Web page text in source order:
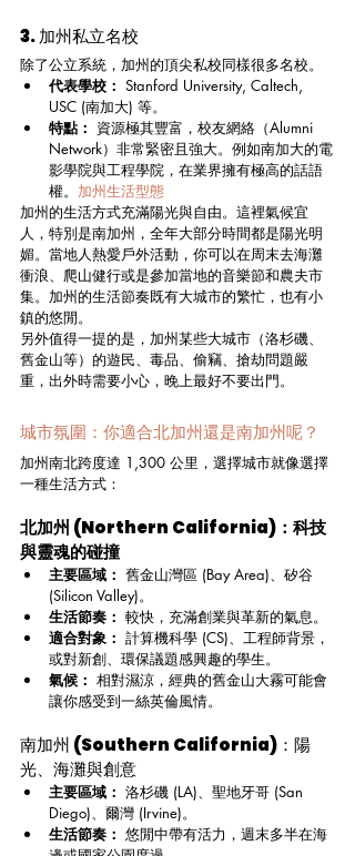
3. 加州私立名校
除了公立系統，加州的頂尖私校同樣很多名校。
代表學校： Stanford University, Caltech,
USC (南加大) 等。
特點： 資源極其豐富，校友網絡（Alumni
Network）非常緊密且強大。例如南加大的電
影學院與工程學院，在業界擁有極高的話語
權。 加州生活型態
加州的生活方式充滿陽光與自由。這裡氣候宜
人，特別是南加州，全年大部分時間都是陽光明
媚。當地人熱愛戶外活動，你可以在周末去海灘
衝浪、爬山健行或是參加當地的音樂節和農夫市
集。加州的生活節奏既有大城市的繁忙，也有小
鎮的悠閒。
另外值得一提的是，加州某些大城市（洛杉磯、
舊金山等）的遊民、毒品、偷竊、搶劫問題嚴
重，出外時需要小心，晚上最好不要出門。
城市氛圍：你適合北加州還是南加州呢？
加州南北跨度達 1,300 公里，選擇城市就像選擇
一種生活方式：
北加州 (Northern California)：科技
與靈魂的碰撞
主要區域： 舊金山灣區 (Bay Area)、矽谷
(Silicon Valley)。
生活節奏： 較快，充滿創業與革新的氣息。
適合對象： 計算機科學 (CS)、工程師背景，
或對新創、環保議題感興趣的學生。
氣候： 相對濕涼，經典的舊金山大霧可能會
讓你感受到一絲英倫風情。
南加州 (Southern California)：陽
光、海灘與創意
主要區域： 洛杉磯 (LA)、聖地牙哥 (San
Diego)、爾灣 (Irvine)。
生活節奏： 悠閒中帶有活力，週末多半在海